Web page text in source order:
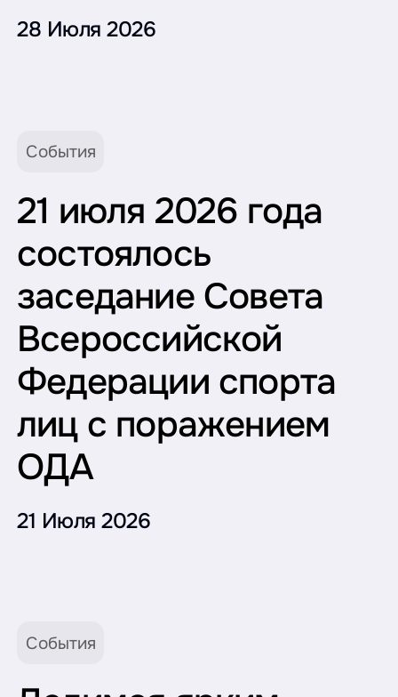
28 Июля 2026
События
21 июля 2026 года
состоялось
заседание Совета
Всероссийской
Федерации спорта
лиц с поражением
ОДА
21 Июля 2026
События